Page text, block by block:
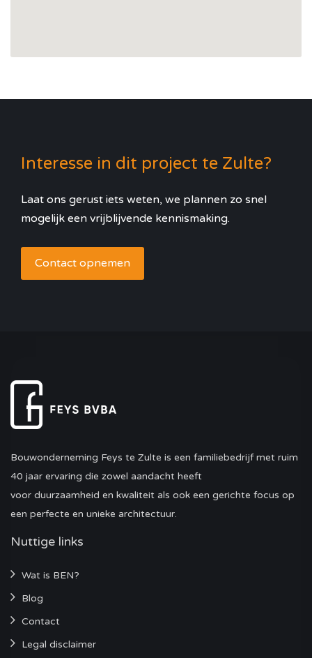
Interesse in dit project te Zulte?
Laat ons gerust iets weten, we plannen zo snel
mogelijk een vrijblijvende kennismaking.
Contact opnemen
Bouwonderneming Feys te Zulte is een familiebedrijf met ruim
40 jaar ervaring die zowel aandacht heeft
voor duurzaamheid en kwaliteit als ook een gerichte focus op
een perfecte en unieke architectuur.
Nuttige links
Wat is BEN?
Blog
Contact
Legal disclaimer